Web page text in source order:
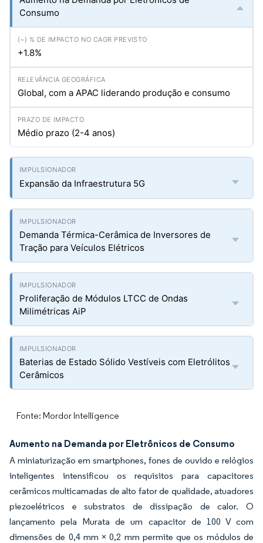
Consumo
+1.8%
Global, com a APAC liderando produção e consumo
Médio prazo (2-4 anos)
Expansão da Infraestrutura 5G
Demanda Térmica-Cerâmica de Inversores de
Tração para Veículos Elétricos
Proliferação de Módulos LTCC de Ondas
Milimétricas AiP
Baterias de Estado Sólido Vestíveis com Eletrólitos
Cerâmicos
Fonte: Mordor Intelligence
Aumento na Demanda por Eletrônicos de Consumo
A miniaturização em smartphones, fones de ouvido e relógios
inteligentes intensificou os requisitos para capacitores
cerâmicos multicamadas de alto fator de qualidade, atuadores
piezoelétricos e substratos de dissipação de calor. O
lançamento pela Murata de um capacitor de 100 V com
dimensões de 0,4 mm × 0,2 mm permite que os módulos de